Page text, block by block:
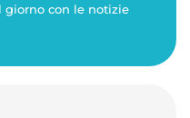
giorno con le notizie